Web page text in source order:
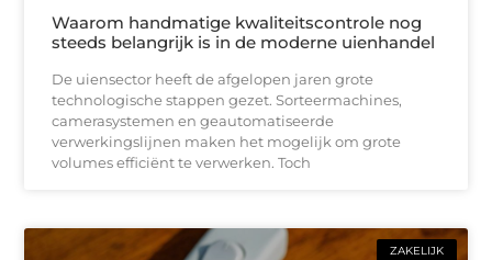
Waarom handmatige kwaliteitscontrole nog
steeds belangrijk is in de moderne uienhandel
De uiensector heeft de afgelopen jaren grote
technologische stappen gezet. Sorteermachines,
camerasystemen en geautomatiseerde
verwerkingslijnen maken het mogelijk om grote
volumes efficiënt te verwerken. Toch
ZAKELIJK